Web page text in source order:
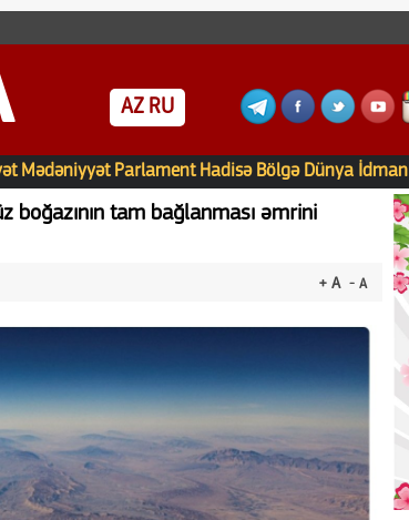
AZ RU
Mədəniyyət Parlament Hadisə Bölgə Dünya İdman
tam bağlanması əmrini
+ A - A